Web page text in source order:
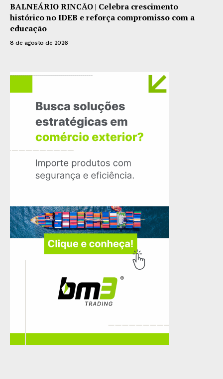
BALNEÁRIO RINCÃO | Celebra crescimento
histórico no IDEB e reforça compromisso com a
educação
8 de agosto de 2026